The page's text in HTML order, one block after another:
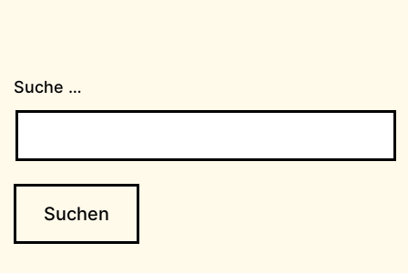
Suche …